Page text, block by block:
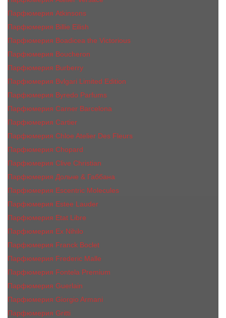
Парфюмерия Atkinsons
Парфюмерия Billie Eilish
Парфюмерия Boadicea the Victorious
Парфюмерия Boucheron
Парфюмерия Burberry
Парфюмерия Bvlgari Limited Edition
Парфюмерия Byredo Parfums
Парфюмерия Carner Barcelona
Парфюмерия Cartier
Парфюмерия Chloe Atelier Des Fleurs
Парфюмерия Сhopard
Парфюмерия Clive Christian
Парфюмерия Дольче & Габбана
Парфюмерия Escentric Molecules
Парфюмерия Estee Lаudеr
Парфюмерия Etat Libre
Парфюмерия Ex Nihilo
Парфюмерия Franck Boclet
Парфюмерия Frеderic Mаlle
Парфюмерия Fontela Premium
Парфюмерия Guerlain
Парфюмерия Giorgio Armani
Парфюмерия Gritti